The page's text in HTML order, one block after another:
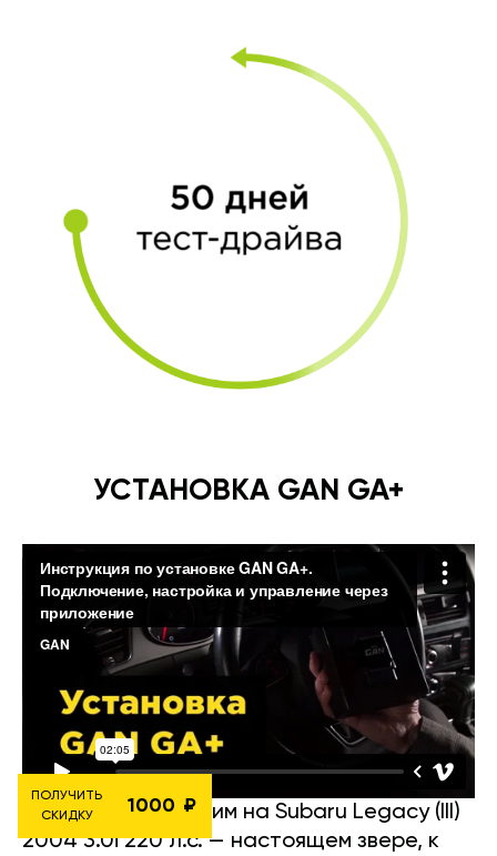
УСТАНОВКА GAN GA+
Давайте посмотрим на Subaru Legacy (III)
2004 3.0i 220 л.с. — настоящем звере, к
ПОЛУЧИТЬ
СКИДКУ
1000